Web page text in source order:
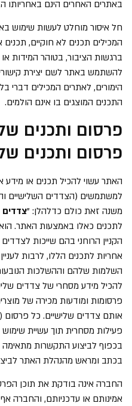
באתרים האחרים הינם
חל איסור מוחלט לעשות שימוש
המכילים תכנים לא חוקיים,
ברגשות הציבור, בטוהר המידות
להשתמש באתר לשם יצירת
הימורים, לאתרים המכילים
התכנים המוצגים בו אינם הולמים.
פרסום ותכנים
פרסום ותכנים
האתר עשוי להכיל תכנים או מידע
למשתמשים (הצדדים השלישיים
משנה זאת כולם כדלהלן: "צדדים
לתכנים כאלו באמצעות האתר.
הקניין הרוחני בהם שייכות
אחריות לתכנים הללו, לרבות
השלמות שלהם וההשלכות
להכיל מידע מסחרי של צדדים
פרסומות ומודעות מכירה של
אותם צדדים שלישיים. כל פרסום
פעילות מסחרית תוך עשיית
בכפוף לביצוע התקשרות
בכתב ומראש מהנהלת האתר
החברה אינה בודקת את תוכן
אמינותם או עדכניותם, והחברה